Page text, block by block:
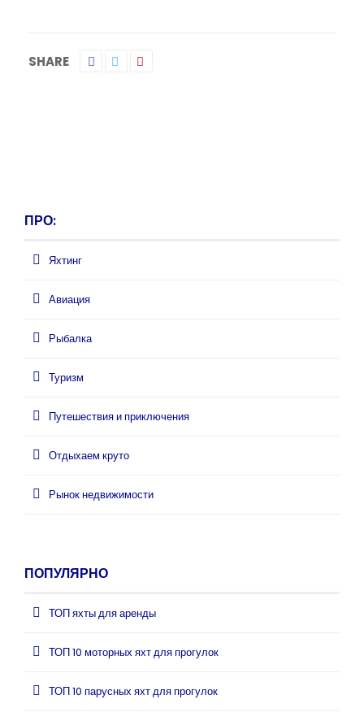
SHARE
ПРО:
Яхтинг
Авиация
Рыбалка
Туризм
Путешествия и приключения
Отдыхаем круто
Рынок недвижимости
ПОПУЛЯРНО
ТОП яхты для аренды
ТОП 10 моторных яхт для прогулок
ТОП 10 парусных яхт для прогулок